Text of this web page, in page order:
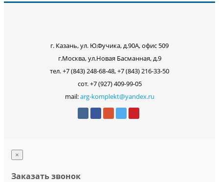
г. Казань, ул. Ю.Фучика, д.90А, офис 509
г.Москва, ул.Новая Басманная, д.9
тел. +7 (843) 248-68-48, +7 (843) 216-33-50
сот. +7 (927) 409-99-05
mail:arg-komplekt@yandex.ru
×
Заказать звонок